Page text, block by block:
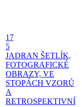
17
5
JADRAN ŠETLÍK,
FOTOGRAFICKÉ
OBRAZY, VE
STOPÁCH VZORŮ
A
RETROSPEKTIVNÍ